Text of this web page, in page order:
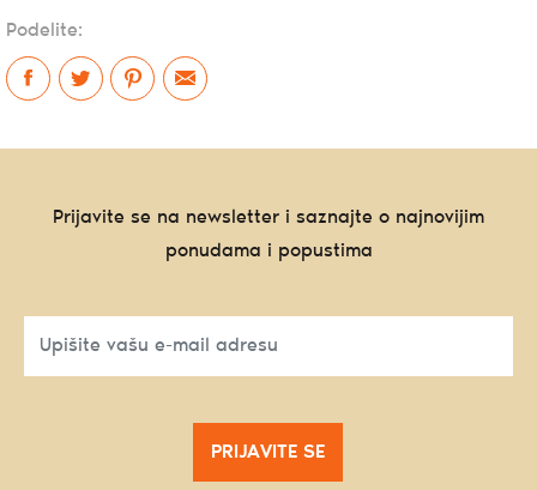
Podelite:
Prijavite se na newsletter i saznajte o najnovijim
ponudama i popustima
PRIJAVITE SE